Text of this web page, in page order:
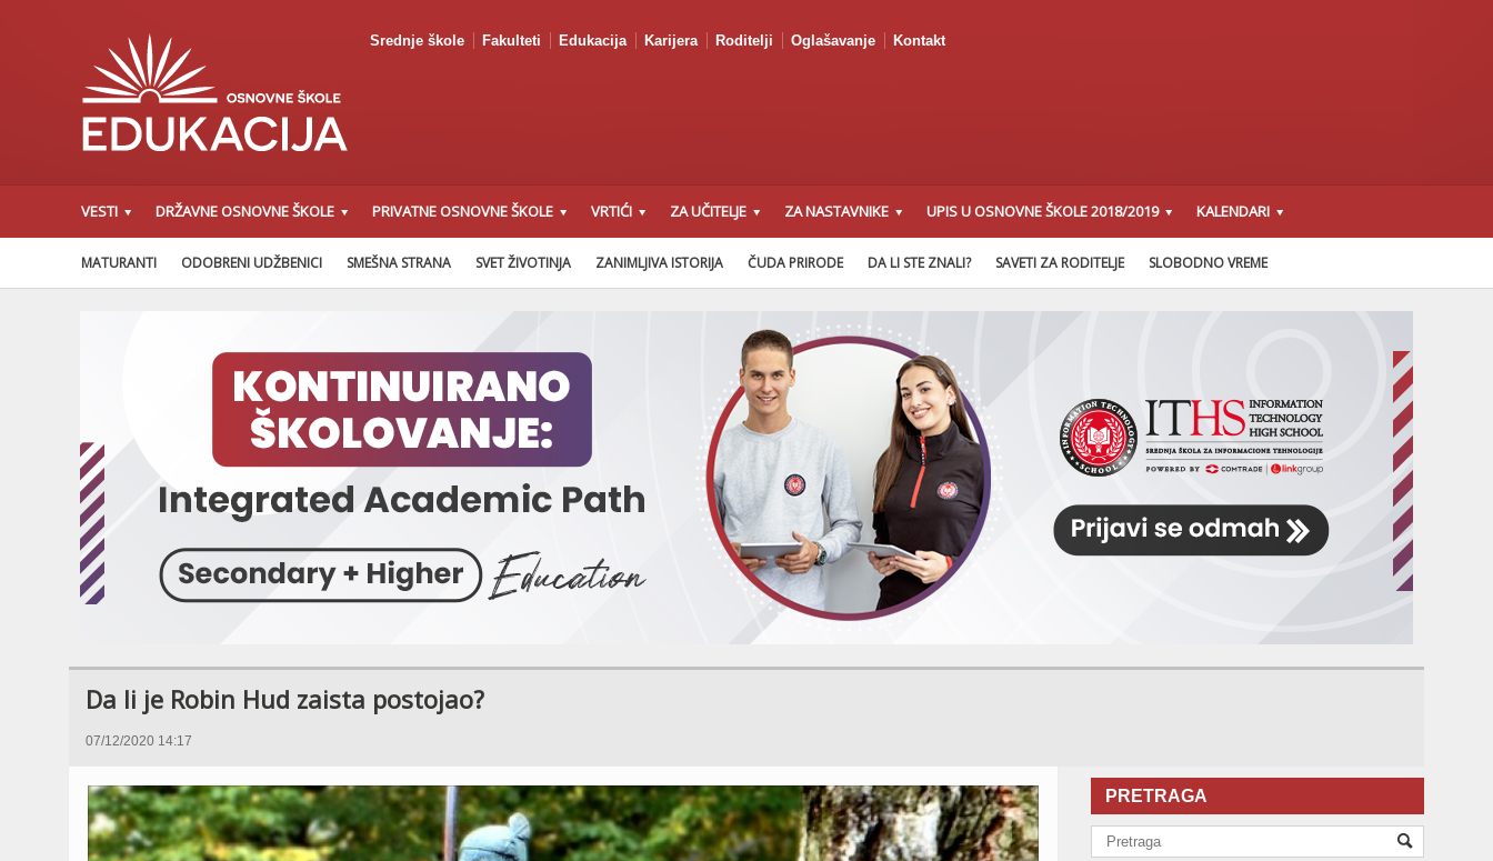
Srednje škole Fakulteti Edukacija Karijera Roditelji Oglašavanje Kontakt
VESTI DRŽAVNE OSNOVNE ŠKOLE PRIVATNE OSNOVNE ŠKOLE VRTIĆI ZA UČITELJE ZA NASTAVNIKE UPIS U OSNOVNE ŠKOLE 2018/2019 KALENDARI
MATURANTI ODOBRENI UDŽBENICI SMEŠNA STRANA SVET ŽIVOTINJA ZANIMLJIVA ISTORIJA ČUDA PRIRODE DA LI STE ZNALI? SAVETI ZA RODITELJE SLOBODNO VREME
Da li je Robin Hud zaista postojao?
07/12/2020 14:17
PRETRAGA